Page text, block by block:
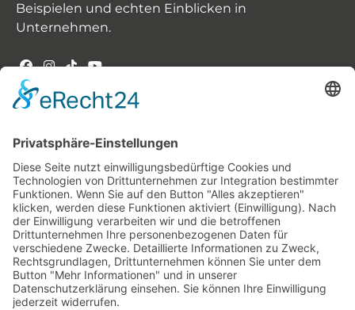
Beispielen und echten Einblicken in
Unternehmen.
Der Weg zum Ausbildungsplatz
Karrierechancen & Verdienst
Berufe im Fokus
Offene Ausbildungsplätze